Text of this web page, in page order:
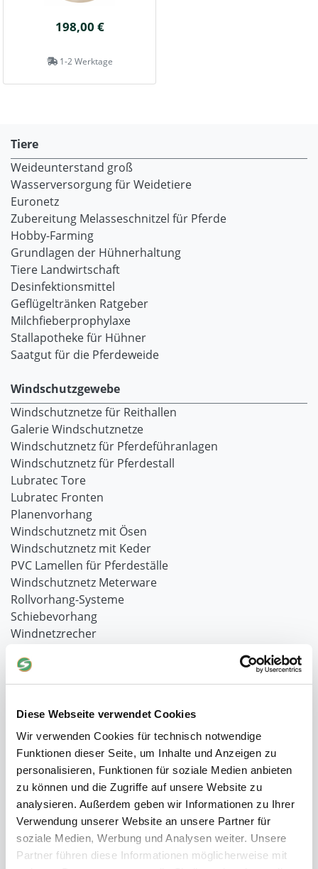
Diese Webseite verwendet Cookies
Wir verwenden Cookies für technisch notwendige
Funktionen dieser Seite, um Inhalte und Anzeigen zu
personalisieren, Funktionen für soziale Medien anbieten
zu können und die Zugriffe auf unsere Website zu
analysieren. Außerdem geben wir Informationen zu Ihrer
Verwendung unserer Website an unsere Partner für
soziale Medien, Werbung und Analysen weiter. Unsere
Partner führen diese Informationen möglicherweise mit
198,00 €
1-2 Werktage
Tiere
Weideunterstand groß
Wasserversorgung für Weidetiere
Euronetz
Zubereitung Melasseschnitzel für Pferde
Hobby-Farming
Grundlagen der Hühnerhaltung
Tiere Landwirtschaft
Desinfektionsmittel
Geflügeltränken Ratgeber
Milchfieberprophylaxe
Stallapotheke für Hühner
Saatgut für die Pferdeweide
Windschutzgewebe
Windschutznetze für Reithallen
Galerie Windschutznetze
Windschutznetz für Pferdeführanlagen
Windschutznetz für Pferdestall
Lubratec Tore
Lubratec Fronten
Planenvorhang
Windschutznetz mit Ösen
Windschutznetz mit Keder
PVC Lamellen für Pferdeställe
Windschutznetz Meterware
Rollvorhang-Systeme
Schiebevorhang
Windnetzrecher
Windschutznetze für Carports und Terrassen
Planenhauben für Unterstände
Hofbedarf
Schiebetorsets
Winter und Landwirtschaft
Windschutz Schiebetor
Windschutznetz für Pferdestall
FAQ Schiebetorbau
Schiebetor selbst bauen